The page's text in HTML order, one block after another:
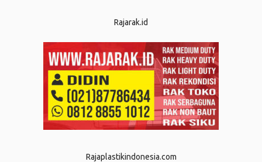
Rajarak.id
Rajaplastikindonesia.com